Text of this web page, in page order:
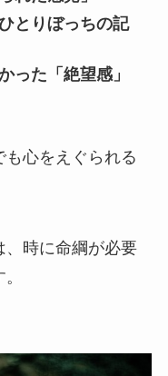
とりぼっちの記
った「絶望感」
心をえぐられる
、時に命綱が必要